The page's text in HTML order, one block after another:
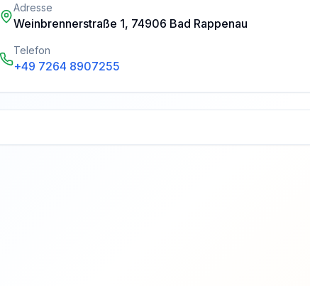
Adresse
Weinbrennerstraße 1, 74906 Bad Rappenau
Telefon
+49 7264 8907255